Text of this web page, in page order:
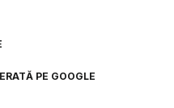
PE GOOGLE